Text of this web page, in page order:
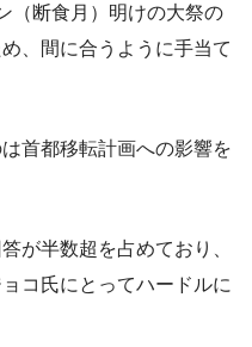
（断食月）明けの大祭の
、間に合うように手当て
首都移転計画への影響を
が半数超を占めており、
コ氏にとってハードルに